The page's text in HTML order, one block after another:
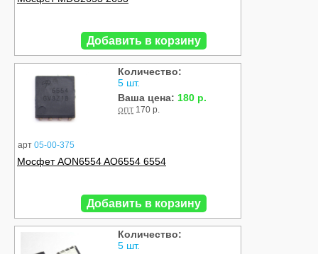
Добавить в корзину
арт 05-00-375
Количество:
5 шт.
Ваша цена: 180 р.
опт 170 р.
Мосфет AON6554 AO6554 6554
Добавить в корзину
Количество:
5 шт.